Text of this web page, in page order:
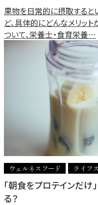
果物を日常的に摂取すると
ど、具体的にどんなメリッ
ついて、栄養士・食育栄養…
ウェルネスフード ライフ
「朝食をプロテインだけ
る？